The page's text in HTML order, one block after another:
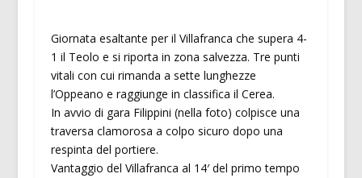
Giornata esaltante per il Villafranca che supera 4-
1 il Teolo e si riporta in zona salvezza. Tre punti
vitali con cui rimanda a sette lunghezze
l’Oppeano e raggiunge in classifica il Cerea.
In avvio di gara Filippini (nella foto) colpisce una
traversa clamorosa a colpo sicuro dopo una
respinta del portiere.
Vantaggio del Villafranca al 14′ del primo tempo